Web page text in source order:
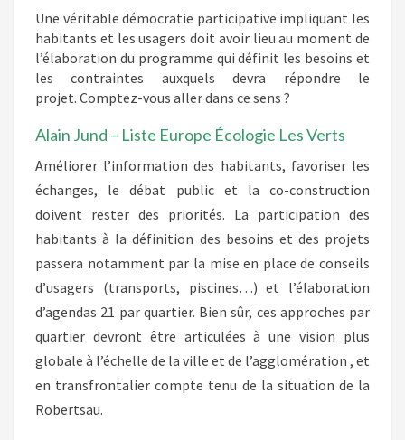
Une véritable démocratie participative impliquant les
habitants et les usagers doit avoir lieu au moment de
l’élaboration du programme qui définit les besoins et
les contraintes auxquels devra répondre le
projet. Comptez-vous aller dans ce sens ?
Alain Jund – Liste Europe Écologie Les Verts
Améliorer l’information des habitants, favoriser les
échanges, le débat public et la co-construction
doivent rester des priorités. La participation des
habitants à la définition des besoins et des projets
passera notamment par la mise en place de conseils
d’usagers (transports, piscines…) et l’élaboration
d’agendas 21 par quartier. Bien sûr, ces approches par
quartier devront être articulées à une vision plus
globale à l’échelle de la ville et de l’agglomération , et
en transfrontalier compte tenu de la situation de la
Robertsau.